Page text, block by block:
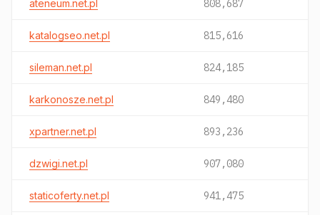
ateneum.net.pl 808,687
katalogseo.net.pl 815,616
sileman.net.pl 824,185
karkonosze.net.pl 849,480
xpartner.net.pl 893,236
dzwigi.net.pl 907,080
staticoferty.net.pl 941,475